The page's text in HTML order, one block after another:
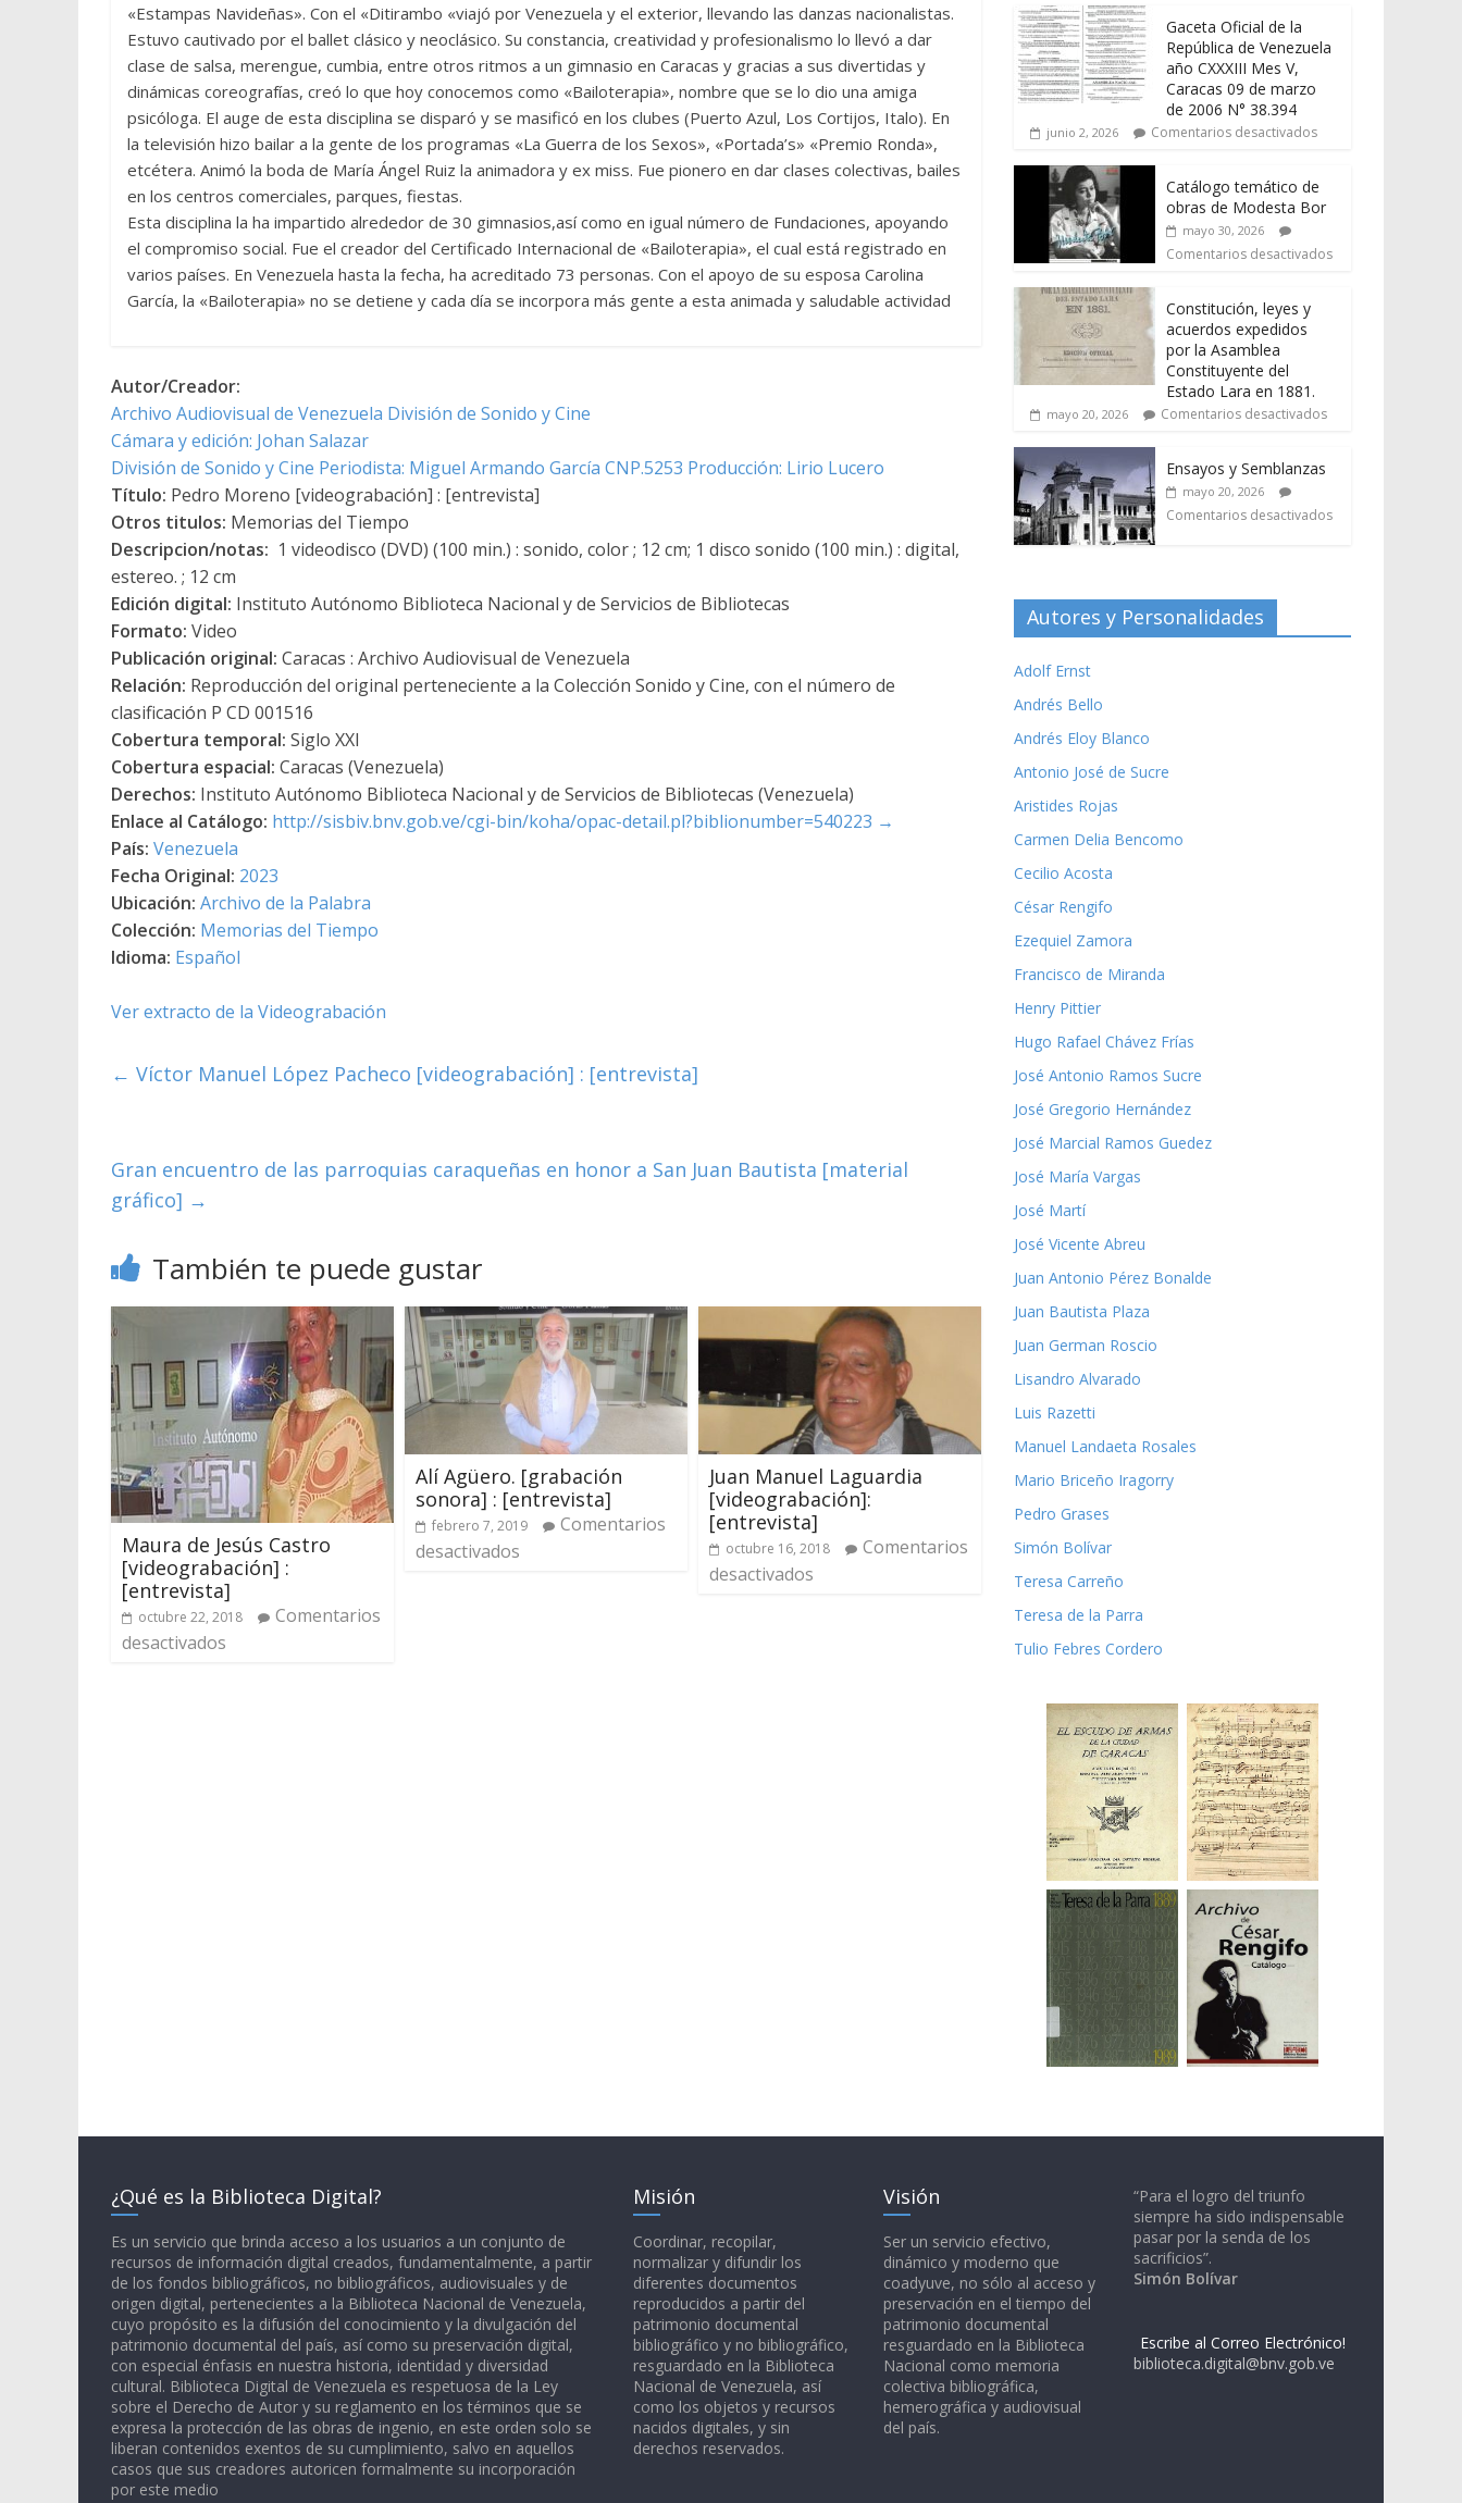
«Estampas Navideñas». Con el «Ditirambo «viajó por Venezuela y el exterior, llevando las danzas nacionalistas.
Estuvo cautivado por el ballet clásico y neoclásico. Su constancia, creatividad y profesionalismo lo llevó a dar
clase de salsa, merengue, cumbia, entre otros ritmos a un gimnasio en Caracas y gracias a sus divertidas y
dinámicas coreografías, creó lo que hoy conocemos como «Bailoterapia», nombre que se lo dio una amiga
psicóloga. El auge de esta disciplina se disparó y se masificó en los clubes (Puerto Azul, Los Cortijos, Italo). En
la televisión hizo bailar a la gente de los programas «La Guerra de los Sexos», «Portada’s» «Premio Ronda»,
etcétera. Animó la boda de María Ángel Ruiz la animadora y ex miss. Fue pionero en dar clases colectivas, bailes
en los centros comerciales, parques, fiestas.
Esta disciplina la ha impartido alrededor de 30 gimnasios,así como en igual número de Fundaciones, apoyando
el compromiso social. Fue el creador del Certificado Internacional de «Bailoterapia», el cual está registrado en
varios países. En Venezuela hasta la fecha, ha acreditado 73 personas. Con el apoyo de su esposa Carolina
García, la «Bailoterapia» no se detiene y cada día se incorpora más gente a esta animada y saludable actividad
Autor/Creador:
Archivo Audiovisual de Venezuela División de Sonido y Cine
Cámara y edición: Johan Salazar
División de Sonido y Cine Periodista: Miguel Armando García CNP.5253 Producción: Lirio Lucero
Título: Pedro Moreno [videograbación] : [entrevista]
Otros titulos: Memorias del Tiempo
Descripcion/notas: 1 videodisco (DVD) (100 min.) : sonido, color ; 12 cm; 1 disco sonido (100 min.) : digital,
estereo. ; 12 cm
Edición digital: Instituto Autónomo Biblioteca Nacional y de Servicios de Bibliotecas
Formato: Video
Publicación original: Caracas : Archivo Audiovisual de Venezuela
Relación: Reproducción del original perteneciente a la Colección Sonido y Cine, con el número de
clasificación P CD 001516
Cobertura temporal: Siglo XXI
Cobertura espacial: Caracas (Venezuela)
Derechos: Instituto Autónomo Biblioteca Nacional y de Servicios de Bibliotecas (Venezuela)
Enlace al Catálogo: http://sisbiv.bnv.gob.ve/cgi-bin/koha/opac-detail.pl?biblionumber=540223 →
País: Venezuela
Fecha Original: 2023
Ubicación: Archivo de la Palabra
Colección: Memorias del Tiempo
Idioma: Español
Ver extracto de la Videograbación
← Víctor Manuel López Pacheco [videograbación] : [entrevista]
Gran encuentro de las parroquias caraqueñas en honor a San Juan Bautista [material
gráfico] →
También te puede gustar
Maura de Jesús Castro
[videograbación] :
[entrevista]
octubre 22, 2018
Comentarios
desactivados
Alí Agüero. [grabación
sonora] : [entrevista]
febrero 7, 2019
Comentarios
desactivados
Juan Manuel Laguardia
[videograbación]:
[entrevista]
octubre 16, 2018
Comentarios
desactivados
Gaceta Oficial de la
República de Venezuela
año CXXXIII Mes V,
Caracas 09 de marzo
de 2006 N° 38.394
junio 2, 2026 Comentarios desactivados
Catálogo temático de
obras de Modesta Bor
mayo 30, 2026
Comentarios desactivados
Constitución, leyes y
acuerdos expedidos
por la Asamblea
Constituyente del
Estado Lara en 1881.
mayo 20, 2026 Comentarios desactivados
Ensayos y Semblanzas
mayo 20, 2026
Comentarios desactivados
Autores y Personalidades
Adolf Ernst
Andrés Bello
Andrés Eloy Blanco
Antonio José de Sucre
Aristides Rojas
Carmen Delia Bencomo
Cecilio Acosta
César Rengifo
Ezequiel Zamora
Francisco de Miranda
Henry Pittier
Hugo Rafael Chávez Frías
José Antonio Ramos Sucre
José Gregorio Hernández
José Marcial Ramos Guedez
José María Vargas
José Martí
José Vicente Abreu
Juan Antonio Pérez Bonalde
Juan Bautista Plaza
Juan German Roscio
Lisandro Alvarado
Luis Razetti
Manuel Landaeta Rosales
Mario Briceño Iragorry
Pedro Grases
Simón Bolívar
Teresa Carreño
Teresa de la Parra
Tulio Febres Cordero
¿Qué es la Biblioteca Digital?
Es un servicio que brinda acceso a los usuarios a un conjunto de
recursos de información digital creados, fundamentalmente, a partir
de los fondos bibliográficos, no bibliográficos, audiovisuales y de
origen digital, pertenecientes a la Biblioteca Nacional de Venezuela,
cuyo propósito es la difusión del conocimiento y la divulgación del
patrimonio documental del país, así como su preservación digital,
con especial énfasis en nuestra historia, identidad y diversidad
cultural. Biblioteca Digital de Venezuela es respetuosa de la Ley
sobre el Derecho de Autor y su reglamento en los términos que se
expresa la protección de las obras de ingenio, en este orden solo se
liberan contenidos exentos de su cumplimiento, salvo en aquellos
casos que sus creadores autoricen formalmente su incorporación
por este medio
Misión
Coordinar, recopilar,
normalizar y difundir los
diferentes documentos
reproducidos a partir del
patrimonio documental
bibliográfico y no bibliográfico,
resguardado en la Biblioteca
Nacional de Venezuela, así
como los objetos y recursos
nacidos digitales, y sin
derechos reservados.
Visión
Ser un servicio efectivo,
dinámico y moderno que
coadyuve, no sólo al acceso y
preservación en el tiempo del
patrimonio documental
resguardado en la Biblioteca
Nacional como memoria
colectiva bibliográfica,
hemerográfica y audiovisual
del país.
“Para el logro del triunfo
siempre ha sido indispensable
pasar por la senda de los
sacrificios”.
Simón Bolívar
Escribe al Correo Electrónico!
biblioteca.digital@bnv.gob.ve